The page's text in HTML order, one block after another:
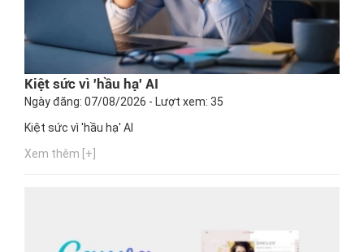
Kiệt sức vì 'hầu hạ' AI
Ngày đăng: 07/08/2026 - Lượt xem: 35
Kiệt sức vì 'hầu hạ' AI
Xem thêm [+]